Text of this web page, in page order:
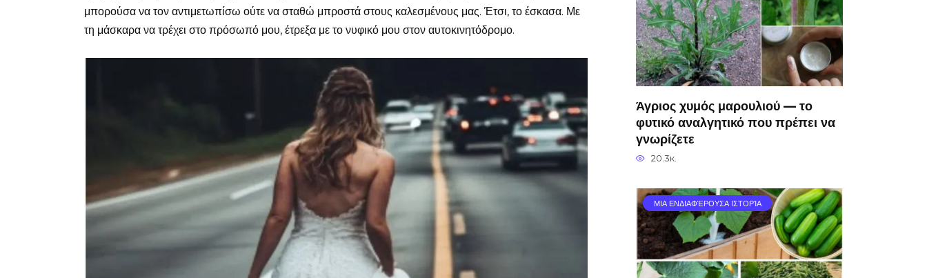
μπορούσα να τον αντιμετωπίσω ούτε να σταθώ μπροστά στους καλεσμένους μας. Έτσι, το έσκασα. Με
τη μάσκαρα να τρέχει στο πρόσωπό μου, έτρεξα με το νυφικό μου στον αυτοκινητόδρομο.
Άγριος χυμός μαρουλιού — το
φυτικό αναλγητικό που πρέπει να
γνωρίζετε
20.3к.
ΜΙΑ ΕΝΔΙΑΦΈΡΟΥΣΑ ΙΣΤΟΡΊΑ